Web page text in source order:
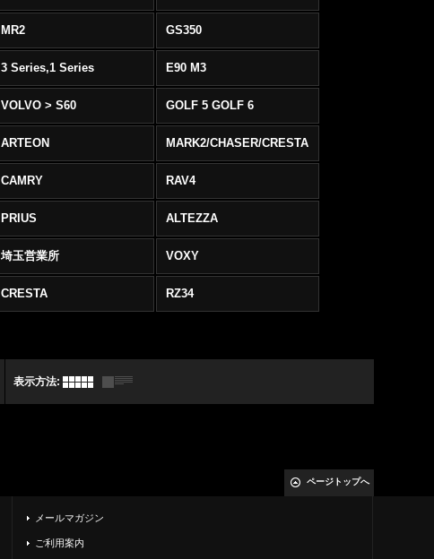
MR2 GS350
3 Series,1 Series E90 M3
VOLVO > S60 GOLF 5 GOLF 6
ARTEON MARK2/CHASER/CRESTA
CAMRY RAV4
PRIUS ALTEZZA
埼玉営業所 VOXY
CRESTA RZ34
表示方法:
ページトップへ
メールマガジン
ご利用案内